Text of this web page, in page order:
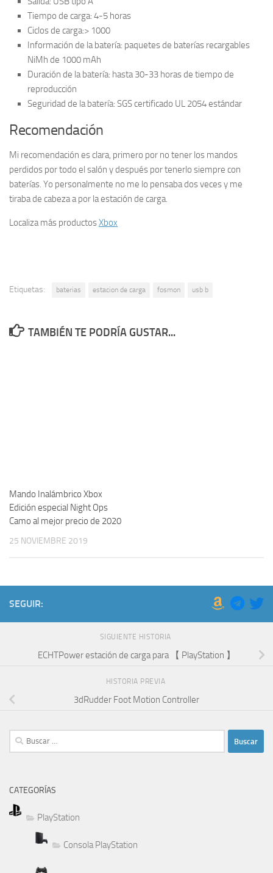
Tiempo de carga: 4-5 horas
Ciclos de carga:> 1000
Información de la batería: paquetes de baterías recargables
NiMh de 1000 mAh
Duración de la batería: hasta 30-33 horas de tiempo de
reproducción
Seguridad de la batería: SGS certificado UL 2054 estándar
Recomendación
Mi recomendación es clara, primero por no tener los mandos
perdidos por todo el salón y después por tenerlo siempre con
baterías. Yo personalmente no me lo pensaba dos veces y me
tiraba de cabeza a por la estación de carga.
Localiza más productosXbox
Etiquetas: baterias estacion de carga fosmon usb b
TAMBIÉN TE PODRÍA GUSTAR...
Mando Inalámbrico Xbox
Edición especial Night Ops
Camo al mejor precio de 2020
25 NOVIEMBRE 2019
SEGUIR:
SIGUIENTE HISTORIA
ECHTPower estación de carga para 【 PlayStation 】
HISTORIA PREVIA
3dRudder Foot Motion Controller
Buscar:
CATEGORÍAS
PlayStation
Consola PlayStation